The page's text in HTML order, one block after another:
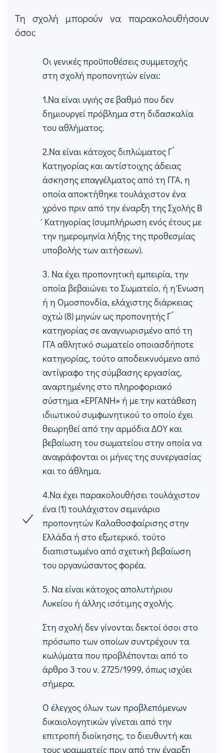
Τη σχολή μπορούν να παρακολουθήσουν
όσοι:
Οι γενικές προϋποθέσεις συμμετοχής
στη σχολή προπονητών είναι:
1.Να είναι υγιής σε βαθμό που δεν
δημιουργεί πρόβλημα στη διδασκαλία
του αθλήματος.
2.Να είναι κάτοχος διπλώματος Γ ́
Κατηγορίας και αντίστοιχης άδειας
άσκησης επαγγέλματος από τη ΓΓΑ, η
οποία αποκτήθηκε τουλάχιστον ένα
χρόνο πριν από την έναρξη της Σχολής Β
́ Κατηγορίας (συμπλήρωση ενός έτους με
την ημερομηνία λήξης της προθεσμίας
υποβολής των αιτήσεων).
3. Να έχει προπονητική εμπειρία, την
οποία βεβαιώνει το Σωματείο, ή η Ένωση
ή η Ομοσπονδία, ελάχιστης διάρκειας
οχτώ(8) μηνών ως προπονητής Γ ́
κατηγορίας σε αναγνωρισμένο από τη
ΓΓΑ αθλητικό σωματείο οποιασδήποτε
κατηγορίας, τούτο αποδεικνυόμενο από
αντίγραφο της σύμβασης εργασίας,
αναρτημένης στο πληροφοριακό
σύστημα «ΕΡΓΑΝΗ» ή με την κατάθεση
ιδιωτικού συμφωνητικού το οποίο έχει
θεωρηθεί από την αρμόδια ΔΟΥ και
βεβαίωση του σωματείου στην οποία να
αναγράφονται οι μήνες της συνεργασίας
και το άθλημα.
4.Να έχει παρακολουθήσει τουλάχιστον
ένα(1)τουλάχιστον σεμινάριο
προπονητών Καλαθοσφαίρισης στην
Ελλάδα ή στο εξωτερικό, τούτο
διαπιστωμένο από σχετική βεβαίωση
του οργανώσαντος φορέα.
5. Να είναι κάτοχος απολυτήριου
Λυκείου ή άλλης ισότιμης σχολής.
Στη σχολή δεν γίνονται δεκτοί όσοι στο
πρόσωπο των οποίων συντρέχουν τα
κωλύματα που προβλέπονται από το
άρθρο 3 του ν. 2725/1999, όπως ισχύει
σήμερα.
Ο έλεγχος όλων των προβλεπόμενων
δικαιολογητικών γίνεται από την
επιτροπή διοίκησης, το διευθυντή και
τους γραμματείς πριν από την έναρξη